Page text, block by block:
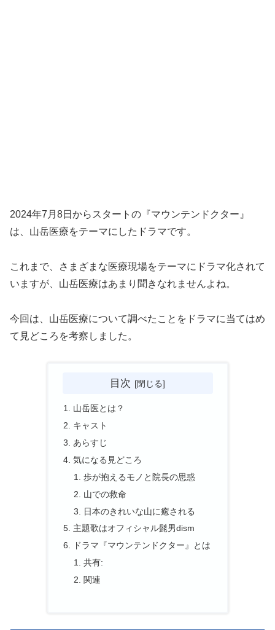
2024年7月8日からスタートの『マウンテンドクター』
は、山岳医療をテーマにしたドラマです。
これまで、さまざまな医療現場をテーマにドラマ化されて
いますが、山岳医療はあまり聞きなれませんよね。
今回は、山岳医療について調べたことをドラマに当てはめ
て見どころを考察しました。
目次
山岳医とは？
キャスト
あらすじ
気になる見どころ
歩が抱えるモノと院長の思惑
山での救命
日本のきれいな山に癒される
主題歌はオフィシャル髭男dism
ドラマ『マウンテンドクター』とは
共有:
関連